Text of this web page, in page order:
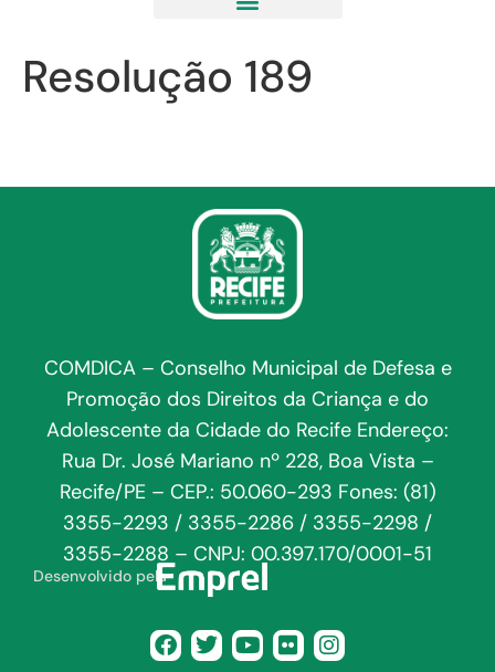
Resolução 189
COMDICA – Conselho Municipal de Defesa e
Promoção dos Direitos da Criança e do
Adolescente da Cidade do Recife Endereço:
Rua Dr. José Mariano nº 228, Boa Vista –
Recife/PE – CEP.: 50.060-293 Fones: (81)
3355-2293 / 3355-2286 / 3355-2298 /
3355-2288 – CNPJ: 00.397.170/0001-51
Desenvolvido pela